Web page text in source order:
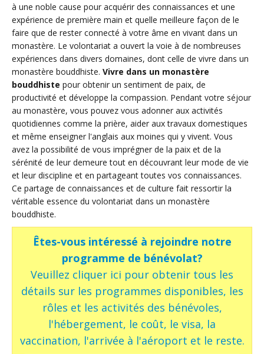
à une noble cause pour acquérir des connaissances et une
expérience de première main et quelle meilleure façon de le
faire que de rester connecté à votre âme en vivant dans un
monastère. Le volontariat a ouvert la voie à de nombreuses
expériences dans divers domaines, dont celle de vivre dans un
monastère bouddhiste. Vivre dans un monastère
bouddhiste pour obtenir un sentiment de paix, de
productivité et développe la compassion. Pendant votre séjour
au monastère, vous pouvez vous adonner aux activités
quotidiennes comme la prière, aider aux travaux domestiques
et même enseigner l'anglais aux moines qui y vivent. Vous
avez la possibilité de vous imprégner de la paix et de la
sérénité de leur demeure tout en découvrant leur mode de vie
et leur discipline et en partageant toutes vos connaissances.
Ce partage de connaissances et de culture fait ressortir la
véritable essence du volontariat dans un monastère
bouddhiste.
Êtes-vous intéressé à rejoindre notre
programme de bénévolat?
Veuillez cliquer ici pour obtenir tous les
détails sur les programmes disponibles, les
rôles et les activités des bénévoles,
l'hébergement, le coût, le visa, la
vaccination, l'arrivée à l'aéroport et le reste.